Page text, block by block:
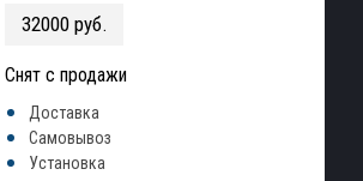
32000 руб.
Снят с продажи
Доставка
Самовывоз
Установка